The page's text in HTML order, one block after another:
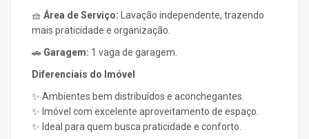
🧺 Área de Serviço: Lavação independente, trazendo
mais praticidade e organização.
🚗 Garagem: 1 vaga de garagem.
Diferenciais do Imóvel
✨ Ambientes bem distribuídos e aconchegantes.
✨ Imóvel com excelente aproveitamento de espaço.
✨ Ideal para quem busca praticidade e conforto.